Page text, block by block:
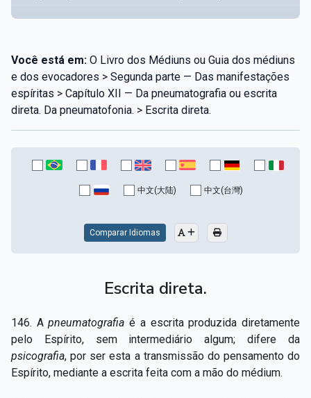
Você está em: O Livro dos Médiuns ou Guia dos médiuns
e dos evocadores > Segunda parte — Das manifestações
espíritas > Capítulo XII — Da pneumatografia ou escrita
direta. Da pneumatofonia. > Escrita direta.
中文(大陆) 中文(台灣)
Comparar Idiomas
Escrita direta.
146. Apneumatografia é a escrita produzida diretamente
pelo Espírito, sem intermediário algum; difere da
psicografia, por ser esta a transmissão do pensamento do
Espírito, mediante a escrita feita com a mão do médium.